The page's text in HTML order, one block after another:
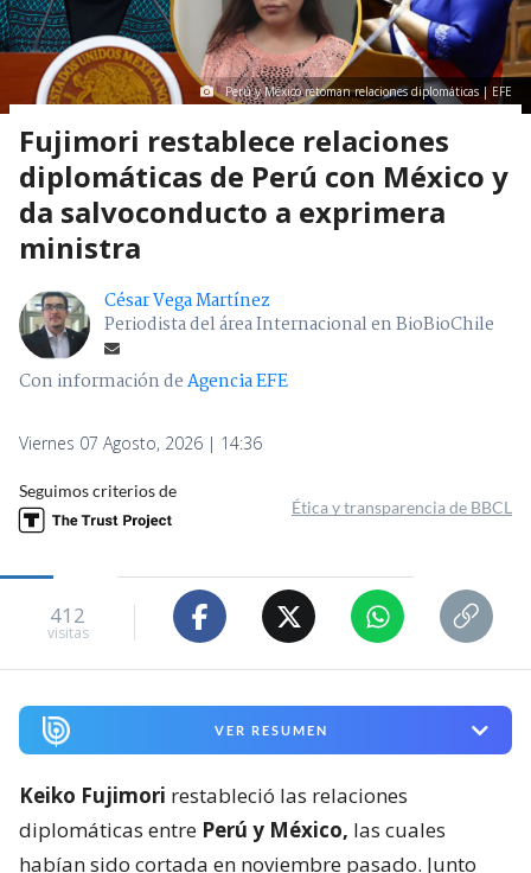
Perú y México retoman relaciones diplomáticas | EFE
Fujimori restablece relaciones
diplomáticas de Perú con México y
da salvoconducto a exprimera
ministra
César Vega Martínez
Periodista del área Internacional en BioBioChile
Con información deAgencia EFE
Viernes 07 Agosto, 2026 | 14:36
Seguimos criterios de
Ética y transparencia de BBCL
412
visitas
VER RESUMEN
Keiko Fujimori restableció las relaciones
diplomáticas entre Perú y México, las cuales
habían sido cortada en noviembre pasado. Junto